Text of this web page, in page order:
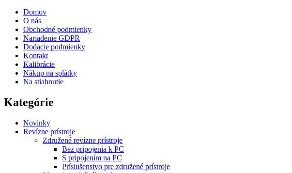
Domov
O nás
Obchodné podmienky
Nariadenie GDPR
Dodacie podmienky
Kontakt
Kalibrácie
Nákup na splátky
Na stiahnutie
Kategórie
Novinky
Revízne prístroje
Združené revízne prístroje
Bez pripojenia k PC
S pripojením na PC
Príslušenstvo pre združené prístroje